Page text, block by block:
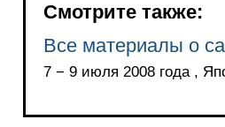
Смотрите также:
Все материалы о
7 − 9 июля 2008 года ,